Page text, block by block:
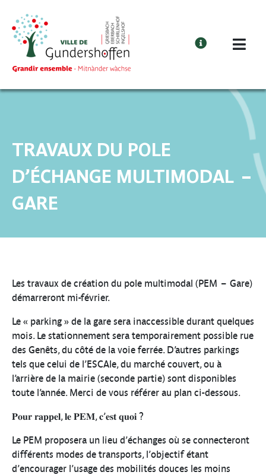
TRAVAUX DU POLE
D’ÉCHANGE MULTIMODAL –
GARE
Les travaux de création du pole multimodal (PEM – Gare)
démarreront mi-février.
Le « parking » de la gare sera inaccessible durant quelques
mois. Le stationnement sera temporairement possible rue
des Genêts, du côté de la voie ferrée. D’autres parkings
tels que celui de l’ESCAle, du marché couvert, ou à
l’arrière de la mairie (seconde partie) sont disponibles
toute l’année. Merci de vous référer au plan ci-dessous.
𝐏𝐨𝐮𝐫 𝐫𝐚𝐩𝐩𝐞𝐥, 𝐥𝐞 𝐏𝐄𝐌, 𝐜’𝐞𝐬𝐭 𝐪𝐮𝐨𝐢 ?
Le PEM proposera un lieu d’échanges où se connecteront
différents modes de transports, l’objectif étant
d’encourager l’usage des mobilités douces les moins